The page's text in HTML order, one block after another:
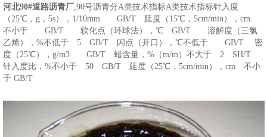
河北90#道路沥青厂,90号沥青分A类技术指标A类技术指标针入度
（25℃，g，5s），1/10mm GB/T 延度（15℃，5cm/min），cm
不小于 GB/T 软化点（环球法），℃ GB/T 溶解度（三氯
乙烯），%不低于 5 GB/T 闪点（开口），℃不低于 GB/T 密
度（25℃），g/m3 GB/T 蜡含量，%（m/m）不大于 2 SH/T
针入度比，%不小于 50 GB/T 延度（25℃，5cm/min），cm 不小
于 GB/T